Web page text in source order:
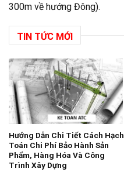
300m về hướng Đông).
TIN TỨC MỚI
Hướng Dẫn Chi Tiết Cách Hạch
Toán Chi Phí Bảo Hành Sản
Phẩm, Hàng Hóa Và Công
Trình Xây Dựng